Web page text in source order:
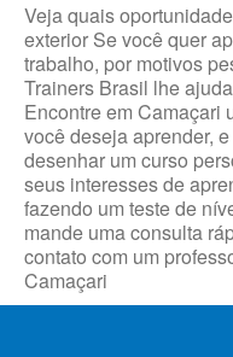
Veja quais
exterior Se você quer
trabalho, por motivos
Trainers Brasil lhe
Encontre em Camaçari
você deseja aprender,
desenhar um curso
seus interesses de
fazendo um teste de
mande uma consulta
contato com um
Camaçari